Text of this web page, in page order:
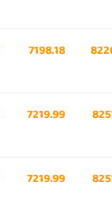
7198.18
7219.99
7219.99